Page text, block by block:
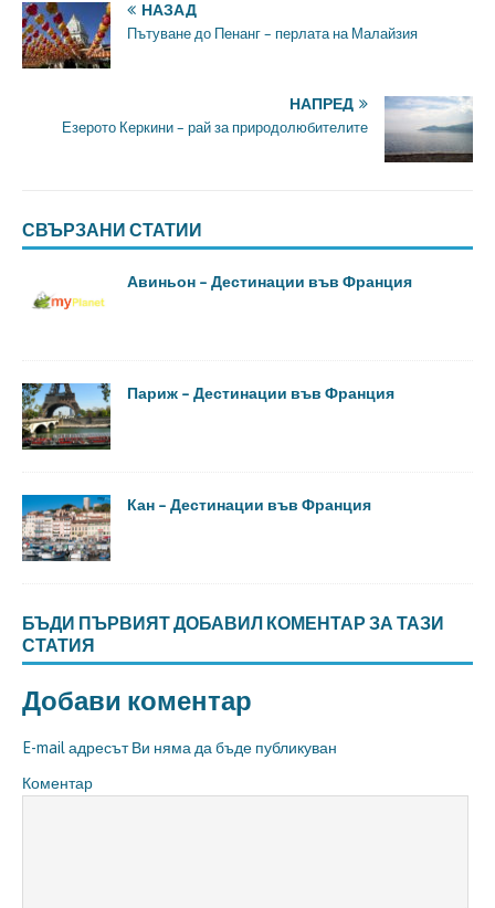
НАЗАД
Пътуване до Пенанг – перлата на Малайзия
НАПРЕД
Езерото Керкини – рай за природолюбителите
СВЪРЗАНИ СТАТИИ
Авиньон – Дестинации във Франция
Париж – Дестинации във Франция
Кан – Дестинации във Франция
БЪДИ ПЪРВИЯТ ДОБАВИЛ КОМЕНТАР ЗА ТАЗИ
СТАТИЯ
Добави коментар
E-mail адресът Ви няма да бъде публикуван
Коментар